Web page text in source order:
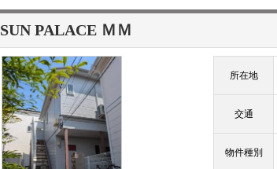
SUN PALACE ＭＭ
所在地
交通
物件種別